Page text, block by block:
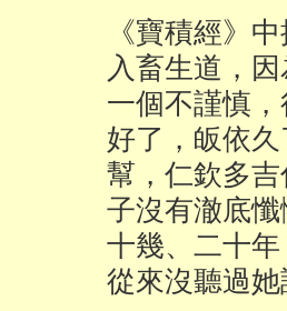
《寶積經》
入畜生道，
一個不謹慎
好了，皈依
幫，仁欽多
子沒有澈底
十幾、二十
從來沒聽過